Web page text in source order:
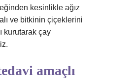
kesinlikle ağız
ve bitkinin çiçeklerini
kurutarak çay
amaçlı